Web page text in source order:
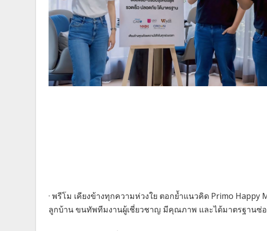
· พรีโม เคียงข้างทุกความห่วงใย ตอกย้ำแนวคิด Primo
ลูกบ้าน ขนทัพทีมงานผู้เชี่ยวชาญ มีคุณภาพ และได้มาตรฐานซ่